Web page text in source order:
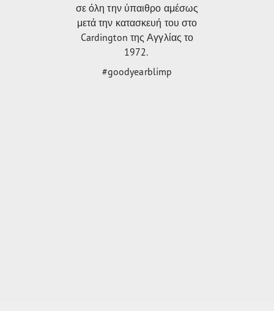
σε όλη την ύπαιθρο αμέσως
μετά την κατασκευή του στο
Cardington της Αγγλίας το
1972.
#goodyearblimp